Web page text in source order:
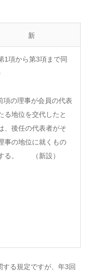
新
1項から第3項まで同
項の理事が会員の代表
る地位を交代したと
、後任の代表者がそ
事の地位に就くもの
る。 （新設）
る規定ですが、年3回